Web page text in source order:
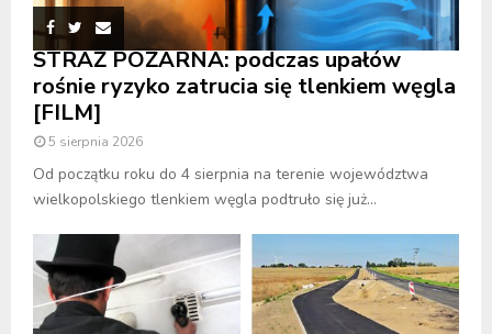
STRAŻ POŻARNA: podczas upałów
rośnie ryzyko zatrucia się tlenkiem węgla
[FILM]
5 sierpnia 2026
Od początku roku do 4 sierpnia na terenie województwa
wielkopolskiego tlenkiem węgla podtruło się już...